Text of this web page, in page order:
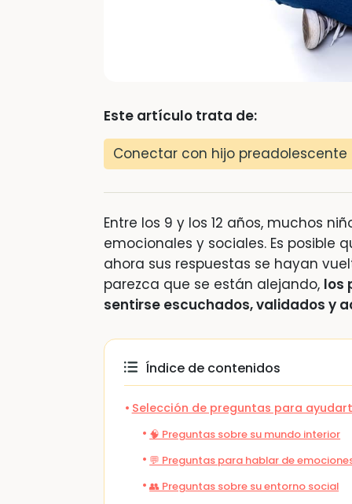
Este artículo trata de:
Conectar con hijo preadolescente
Entre los 9 y los 12 años, muchos
emocionales y sociales. Es
ahora sus respuestas se hayan
parezca que se están alejando, los
sentirse escuchados, validados y
Índice de contenidos
Selección de preguntas para
🧠 Preguntas sobre su mundo interior
💬 Preguntas para hablar de
👥 Preguntas sobre su entorno social